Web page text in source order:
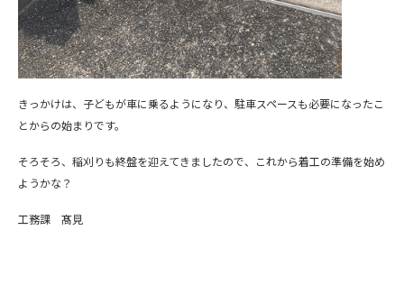
きっかけは、子どもが車に乗るようになり、駐車スペースも必要になったこ
とからの始まりです。
そろそろ、稲刈りも終盤を迎えてきましたので、これから着工の準備を始め
ようかな？
工務課 髙見